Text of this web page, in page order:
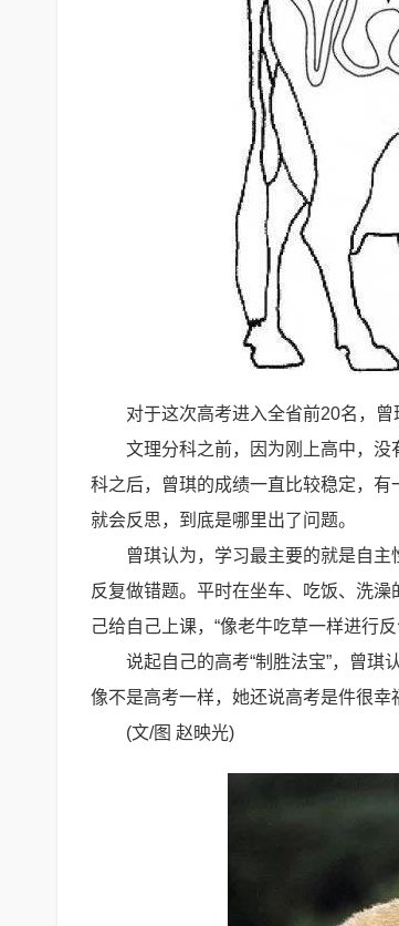
对于这次高考进入全省前20名，曾
文理分科之前，因为刚上高中，
科之后，曾琪的成绩一直比较稳定，有
就会反思，到底是哪里出了问题。
曾琪认为，学习最主要的就是自
反复做错题。平时在坐车、吃饭、洗
己给自己上课，“像老牛吃草一样进行
说起自己的高考“制胜法宝”，曾琪
像不是高考一样，她还说高考是件很幸
(文/图 赵映光)